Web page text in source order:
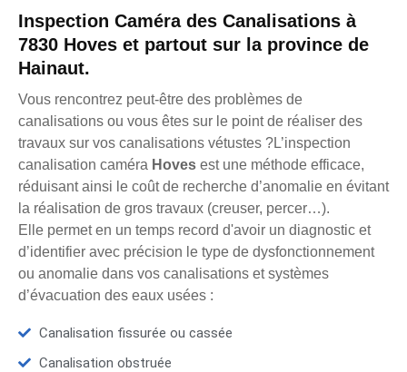
Inspection Caméra des Canalisations à
7830 Hoves et partout sur la province de
Hainaut.
Vous rencontrez peut-être des problèmes de
canalisations ou vous êtes sur le point de réaliser des
travaux sur vos canalisations vétustes ?L’inspection
canalisation caméra Hoves est une méthode efficace,
réduisant ainsi le coût de recherche d’anomalie en évitant
la réalisation de gros travaux (creuser, percer…).
Elle permet en un temps record d'avoir un diagnostic et
d’identifier avec précision le type de dysfonctionnement
ou anomalie dans vos canalisations et systèmes
d’évacuation des eaux usées :
Canalisation fissurée ou cassée
Canalisation obstruée